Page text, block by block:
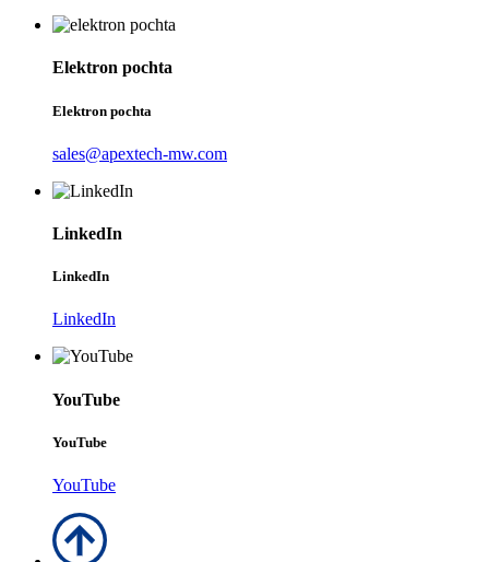
Elektron pochta
Elektron pochta
sales@apextech-mw.com
LinkedIn
LinkedIn
LinkedIn
YouTube
YouTube
YouTube